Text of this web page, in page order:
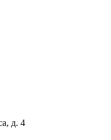
д. 4